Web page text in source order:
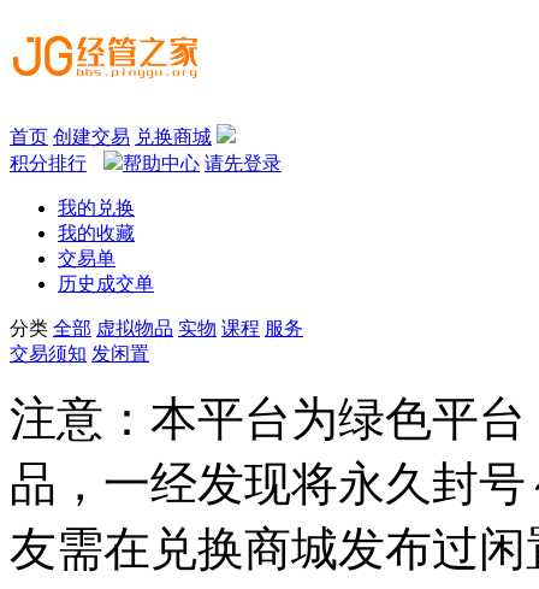
首页 创建交易 兑换商城
积分排行
帮助中心 请先登录
我的兑换
我的收藏
交易单
历史成交单
分类 全部 虚拟物品 实物 课程 服务
交易须知 发闲置
注意：本平台为绿色平
品，一经发现将永久封
友需在兑换商城发布过